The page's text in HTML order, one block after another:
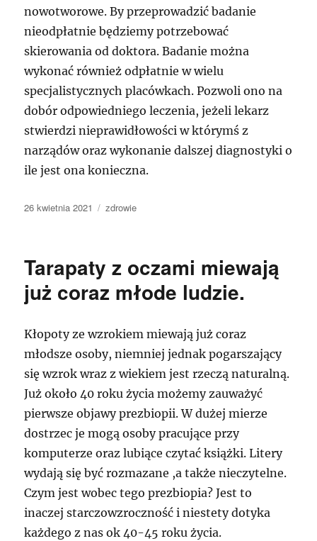
nowotworowe. By przeprowadzić badanie
nieodpłatnie będziemy potrzebować
skierowania od doktora. Badanie można
wykonać również odpłatnie w wielu
specjalistycznych placówkach. Pozwoli ono na
dobór odpowiedniego leczenia, jeżeli lekarz
stwierdzi nieprawidłowości w którymś z
narządów oraz wykonanie dalszej diagnostyki o
ile jest ona konieczna.
Data
26 kwietnia 2021 Kategorie
zdrowie
Tarapaty z oczami miewają
już coraz młode ludzie.
Kłopoty ze wzrokiem miewają już coraz
młodsze osoby, niemniej jednak pogarszający
się wzrok wraz z wiekiem jest rzeczą naturalną.
Już około 40 roku życia możemy zauważyć
pierwsze objawy prezbiopii. W dużej mierze
dostrzec je mogą osoby pracujące przy
komputerze oraz lubiące czytać książki. Litery
wydają się być rozmazane ,a także nieczytelne.
Czym jest wobec tego prezbiopia? Jest to
inaczej starczowzroczność i niestety dotyka
każdego z nas ok 40-45 roku życia.